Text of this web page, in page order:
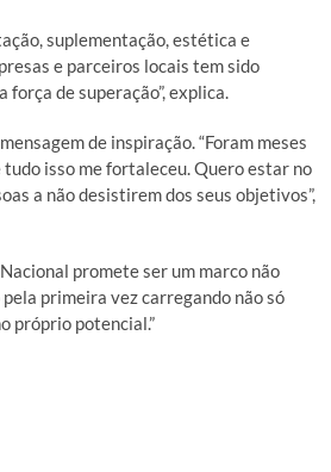
suplementação, estética e
e parceiros locais tem sido
de superação”, explica.
de inspiração. “Foram meses
isso me fortaleceu. Quero estar no
a não desistirem dos seus objetivos”,
promete ser um marco não
primeira vez carregando não só
próprio potencial.”